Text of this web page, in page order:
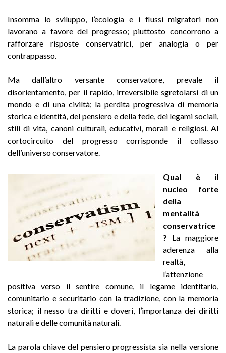
Insomma lo sviluppo, l’ecologia e i flussi migratori non
lavorano a favore del progresso; piuttosto concorrono a
rafforzare risposte conservatrici, per analogia o per
contrappasso.
Ma dall’altro versante conservatore, prevale il
disorientamento, per il rapido, irreversibile sgretolarsi di un
mondo e di una civiltà; la perdita progressiva di memoria
storica e identità, del pensiero e della fede, dei legami sociali,
stili di vita, canoni culturali, educativi, morali e religiosi. Al
cortocircuito del progresso corrisponde il collasso
dell’universo conservatore.
Qual è il
nucleo forte
della
mentalità
conservatrice
? La maggiore
aderenza alla
realtà,
l’attenzione
positiva verso il sentire comune, il legame identitario,
comunitario e securitario con la tradizione, con la memoria
storica; il nesso tra diritti e doveri, l’importanza dei diritti
naturali e delle comunità naturali.
La parola chiave del pensiero progressista sia nella versione